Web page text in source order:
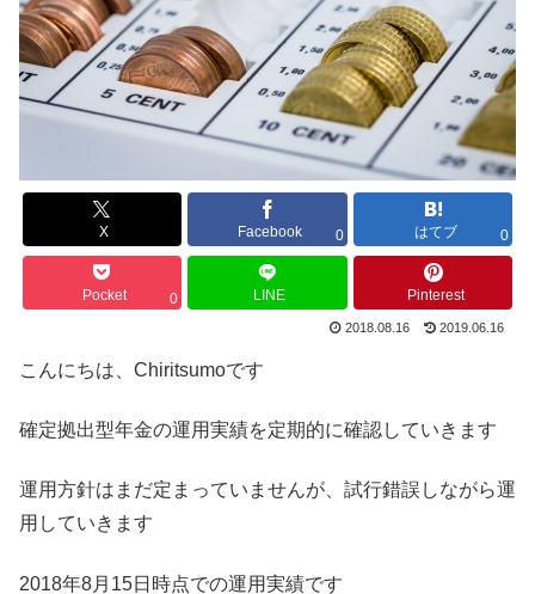
X Facebook 0 はてブ 0
Pocket 0 LINE Pinterest
2018.08.16 2019.06.16
こんにちは、Chiritsumoです
確定拠出型年金の運用実績を定期的に確認していきます
運用方針はまだ定まっていませんが、試行錯誤しながら運
用していきます
2018年8月15日時点での運用実績です